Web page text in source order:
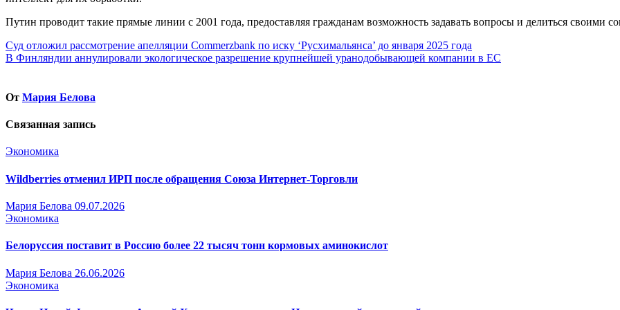
Путин проводит такие прямые линии с 2001 года, предоставляя гражданам возможность задавать вопросы и делиться своими
Навигация
по
Суд отложил рассмотрение апелляции Commerzbank по иску ‘Русхимальянса’ до января 2025 года
В Финляндии аннулировали экологическое разрешение крупнейшей уранодобывающей компании в ЕС
От Мария Белова
Связанная запись
Экономика
Wildberries отменил ИРП после обращения Союза Интернет-Торговли
Мария Белова 09.07.2026
Экономика
Белоруссия поставит в Россию более 22 тысяч тонн кормовых аминокислот
Мария Белова 26.06.2026
Экономика